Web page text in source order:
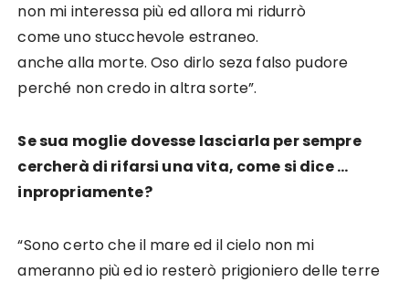
non mi interessa più ed allora mi ridurrò
come uno stucchevole estraneo.
anche alla morte. Oso dirlo seza falso pudore
perché non credo in altra sorte”.
Se sua moglie dovesse lasciarla per sempre
cercherà di rifarsi una vita, come si dice …
inpropriamente?
“Sono certo che il mare ed il cielo non mi
ameranno più ed io resterò prigioniero delle terre